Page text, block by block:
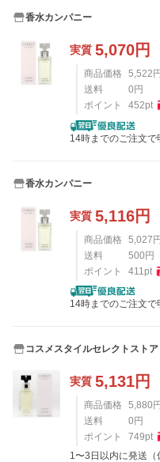
香水カンパニー
実質 5,070円
商品価格 5,522 円
送料
0 円
ポイント
452pt
14時までのご注文で
香水カンパニー
実質 5,116円
商品価格 5,027
送料
500円
ポイント
411 pt
14時までのご注文で
コスメスタイルセレクトストア
実質 5,131円
商品価格 5,880 円
送料
0 円
ポイント
749pt
1〜3日以内に発送（